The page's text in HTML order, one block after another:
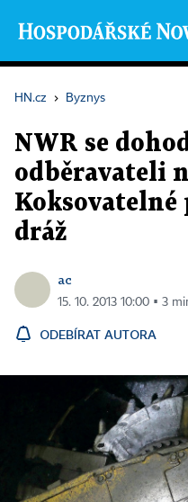
HN.cz › Byznys
NWR se
odběravateli
Koksovatelné
dráž
ac
15. 10. 2013 10:00 ▪ 3
ODEBÍRAT AUTORA